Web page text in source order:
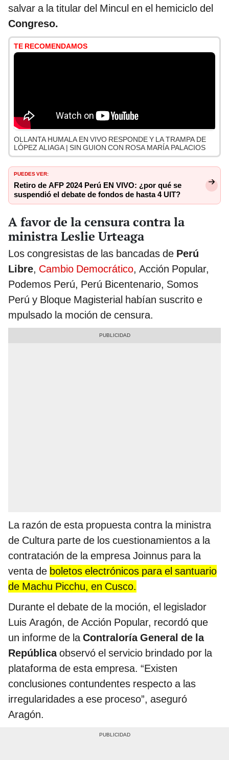
salvar a la titular del Mincul en el hemiciclo del
Congreso.
TE RECOMENDAMOS
OLLANTA HUMALA EN VIVO RESPONDE Y LA TRAMPA DE
LÓPEZ ALIAGA | SIN GUION CON ROSA MARÍA PALACIOS
PUEDES VER:
Retiro de AFP 2024 Perú EN VIVO: ¿por qué se
suspendió el debate de fondos de hasta 4 UIT?
A favor de la censura contra la
ministra Leslie Urteaga
Los congresistas de las bancadas de Perú
Libre, Cambio Democrático, Acción Popular,
Podemos Perú, Perú Bicentenario, Somos
Perú y Bloque Magisterial habían suscrito e
mpulsado la moción de censura.
La razón de esta propuesta contra la ministra
de Cultura parte de los cuestionamientos a la
contratación de la empresa Joinnus para la
venta de boletos electrónicos para el santuario
de Machu Picchu, en Cusco.
Durante el debate de la moción, el legislador
Luis Aragón, de Acción Popular, recordó que
un informe de laContraloría General de la
Repúblicaobservó el servicio brindado por la
plataforma de esta empresa. “Existen
conclusiones contundentes respecto a las
irregularidades a ese proceso”, aseguró
Aragón.